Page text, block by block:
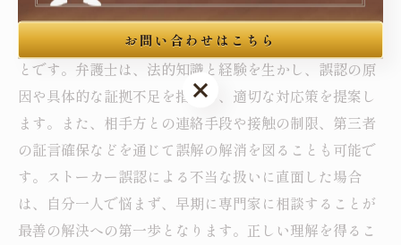
重要なのは、冷静に自身の行動履歴や状況証拠を整理
し、弁護士などの専門家の力を借りて無実を証明するこ
とです。弁護士は、法的知識と経験を生かし、誤認の原
因や具体的な証拠不足を指摘し、適切な対応策を提案し
ます。また、相手方との連絡手段や接触の制限、第三者
の証言確保などを通じて誤解の解消を図ることも可能で
す。ストーカー誤認による不当な扱いに直面した場合
は、自分一人で悩まず、早期に専門家に相談することが
最善の解決への第一歩となります。正しい理解を得るこ
お問い合わせはこちら
お問い合わせはこちら